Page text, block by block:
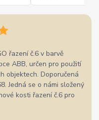
řazení č.6 v barvě
ABB, určen pro použití
objektech. Doporučená
Jedná se o námi složený
kosti řazení č.6 pro